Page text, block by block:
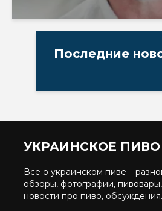
Последние
УКРАИНСКОЕ ПИВО
Все о украинском пиве –
обзоры, фотографии,
новости про пиво, обсуждения.